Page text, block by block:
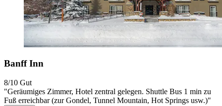
Banff Inn
8/10 Gut
"Geräumiges Zimmer, Hotel zentral gelegen. Shuttle Bus 1 min zu
Fuß erreichbar (zur Gondel, Tunnel Mountain, Hot Springs usw.)"